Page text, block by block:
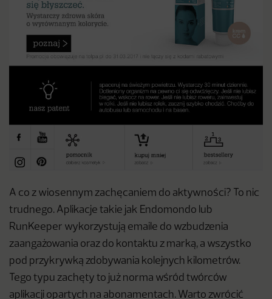
A co z wiosennym zachęcaniem do aktywności? To nic
trudnego. Aplikacje takie jak Endomondo lub
RunKeeper wykorzystują emaile do wzbudzenia
zaangażowania oraz do kontaktu z marką, a wszystko
pod przykrywką zdobywania kolejnych kilometrów.
Tego typu zachęty to już norma wśród twórców
aplikacji opartych na abonamentach. Warto zwrócić